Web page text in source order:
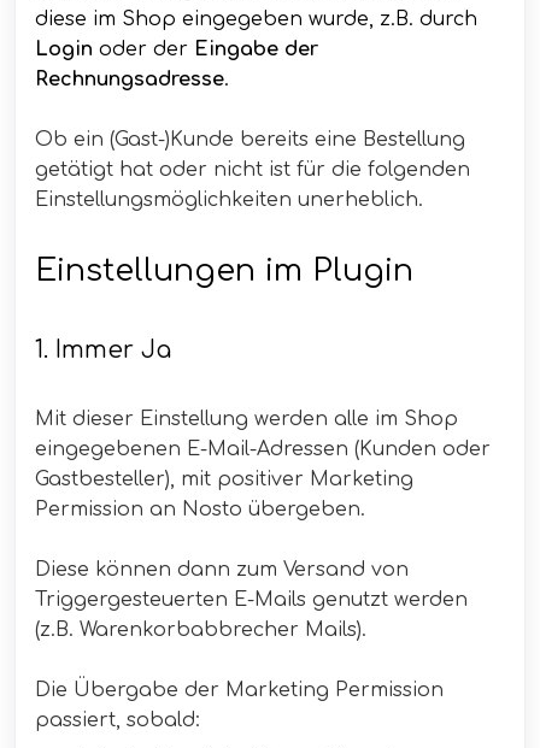
diese im Shop eingegeben wurde, z.B. durch
Login oder der Eingabe der
Rechnungsadresse.
Ob ein (Gast-)Kunde bereits eine Bestellung
getätigt hat oder nicht ist für die folgenden
Einstellungsmöglichkeiten unerheblich.
Einstellungen im Plugin
1. Immer Ja
Mit dieser Einstellung werden alle im Shop
eingegebenen E-Mail-Adressen (Kunden oder
Gastbesteller), mit positiver Marketing
Permission an Nosto übergeben.
Diese können dann zum Versand von
Triggergesteuerten E-Mails genutzt werden
(z.B. Warenkorbabbrecher Mails).
Die Übergabe der Marketing Permission
passiert, sobald: